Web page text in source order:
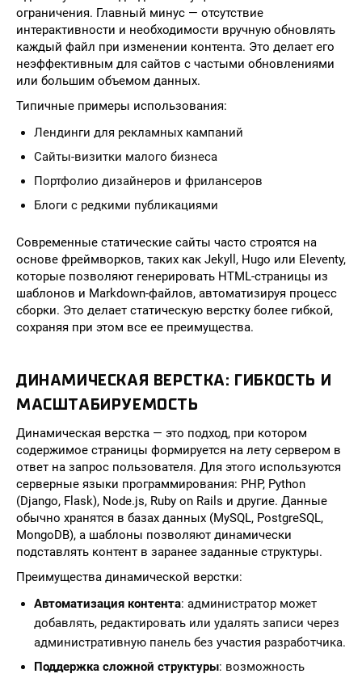
ограничения. Главный минус — отсутствие
интерактивности и необходимости вручную обновлять
каждый файл при изменении контента. Это делает его
неэффективным для сайтов с частыми обновлениями
или большим объемом данных.
Типичные примеры использования:
Лендинги для рекламных кампаний
Сайты-визитки малого бизнеса
Портфолио дизайнеров и фрилансеров
Блоги с редкими публикациями
Современные статические сайты часто строятся на
основе фреймворков, таких как Jekyll, Hugo или Eleventy,
которые позволяют генерировать HTML-страницы из
шаблонов и Markdown-файлов, автоматизируя процесс
сборки. Это делает статическую верстку более гибкой,
сохраняя при этом все ее преимущества.
ДИНАМИЧЕСКАЯ ВЕРСТКА: ГИБКОСТЬ И
МАСШТАБИРУЕМОСТЬ
Динамическая верстка — это подход, при котором
содержимое страницы формируется на лету сервером в
ответ на запрос пользователя. Для этого используются
серверные языки программирования: PHP, Python
(Django, Flask), Node.js, Ruby on Rails и другие. Данные
обычно хранятся в базах данных (MySQL, PostgreSQL,
MongoDB), а шаблоны позволяют динамически
подставлять контент в заранее заданные структуры.
Преимущества динамической верстки:
Автоматизация контента: администратор может
добавлять, редактировать или удалять записи через
административную панель без участия разработчика.
Поддержка сложной структуры: возможность